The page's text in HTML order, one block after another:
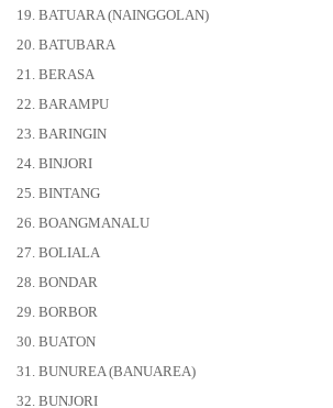
19. BATUARA (NAINGGOLAN)
20. BATUBARA
21. BERASA
22. BARAMPU
23. BARINGIN
24. BINJORI
25. BINTANG
26. BOANGMANALU
27. BOLIALA
28. BONDAR
29. BORBOR
30. BUATON
31. BUNUREA (BANUAREA)
32. BUNJORI